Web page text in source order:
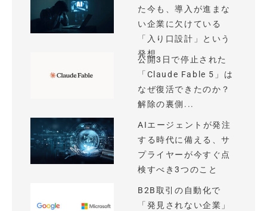
た今も、導入が進まな
い企業に欠けている
「入り口設計」という
発想
公開3日で停止された
「Claude Fable 5」は
なぜ復活できたのか？
解除の裏側...
AIエージェントが発注
する時代に備える、サ
プライヤーが今すぐ点
検すべき3つのこと
B2B取引の自動化で
「発見されない企業」